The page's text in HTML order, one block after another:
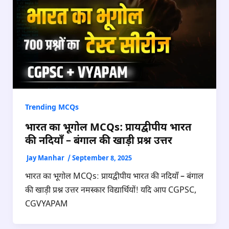
Trending MCQs
भारत का भूगोल MCQs: प्रायद्वीपीय भारत
की नदियाँ – बंगाल की खाड़ी प्रश्न उत्तर
Jay Manhar /September 8, 2025
भारत का भूगोल MCQs: प्रायद्वीपीय भारत की नदियाँ – बंगाल
की खाड़ी प्रश्न उत्तर नमस्कार विद्यार्थियों! यदि आप CGPSC,
CGVYAPAM